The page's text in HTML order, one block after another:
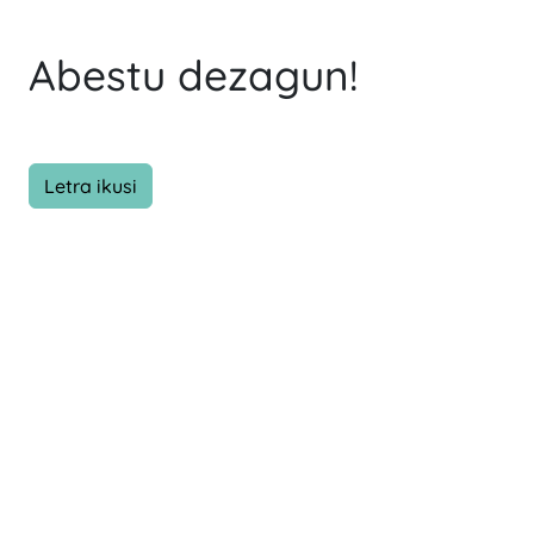
Abestu dezagun!
Letra ikusi